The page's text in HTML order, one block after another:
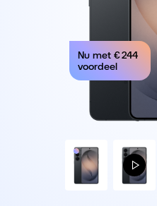
Nu met € 244
voordeel